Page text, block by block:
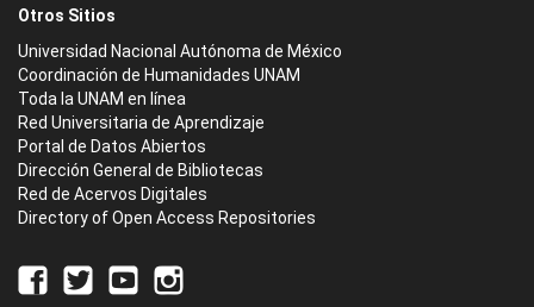
Otros Sitios
Universidad Nacional Autónoma de México
Coordinación de Humanidades UNAM
Toda la UNAM en línea
Red Universitaria de Aprendizaje
Portal de Datos Abiertos
Dirección General de Bibliotecas
Red de Acervos Digitales
Directory of Open Access Repositories